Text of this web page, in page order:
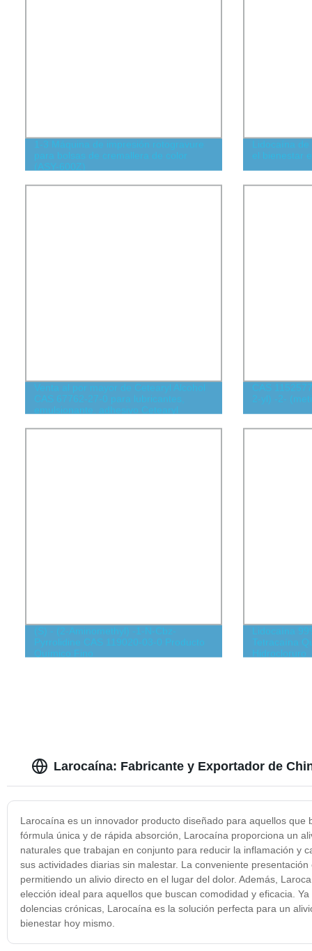
1-3 Máquina de impresión rotogravure
para bolsas de cremallera de color
(ASY-600Z)
Lidocaína
el bienestar
Venta al por mayor de Cetearyl Alcohol
CAS 67762-27-0 para lubricantes,
emulsionante, adhesivo Cetearyl
CAS
2-yl) -2-
(S) - (2-Aminomethyl) -1-N-Cbz-
Pyrrolidine CAS 119020-03-0 Producto
Químico Fino
Lidocaína
Tetracaína
Hidrocloruro
Larocaína: Fabricante y Exportador de
Larocaína es un innovador producto diseñado para aquellos
fórmula única y de rápida absorción, Larocaína proporciona un
naturales que trabajan en conjunto para reducir la inflamación y
sus actividades diarias sin malestar. La conveniente
permitiendo un alivio directo en el lugar del dolor. Además,
elección ideal para aquellos que buscan comodidad y eficacia.
dolencias crónicas, Larocaína es la solución perfecta para un
bienestar hoy mismo.